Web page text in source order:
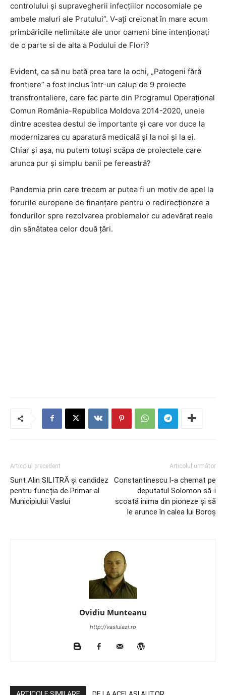
controlului și supravegherii infecțiilor nocosomiale pe
ambele maluri ale Prutului”. V-ați creionat în mare acum
primbăricile nelimitate ale unor oameni bine intenționați
de o parte si de alta a Podului de Flori?
Evident, ca să nu bată prea tare la ochi, „Patogeni fără
frontiere” a fost inclus într-un calup de 9 proiecte
transfrontaliere, care fac parte din Programul Operațional
Comun România-Republica Moldova 2014-2020, unele
dintre acestea destul de importante și care vor duce la
modernizarea cu aparatură medicală și la noi și la ei.
Chiar și așa, nu putem totuși scăpa de proiectele care
arunca pur și simplu banii pe fereastră?
Pandemia prin care trecem ar putea fi un motiv de apel la
forurile europene de finanțare pentru o redirecționare a
fondurilor spre rezolvarea problemelor cu adevărat reale
din sănătatea celor două țări.
Articolul precedent
Sunt Alin SILITRĂ și candidez
pentru funcția de Primar al
Municipiului Vaslui
Articolul următor
Constantinescu l-a chemat pe
deputatul Solomon să-i
scoată inima din pioneze și să
le arunce în calea lui Boroș
Ovidiu Munteanu
http://vasluiazi.ro